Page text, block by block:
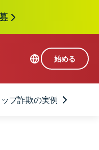
始める
プ詐欺の実例とその影響